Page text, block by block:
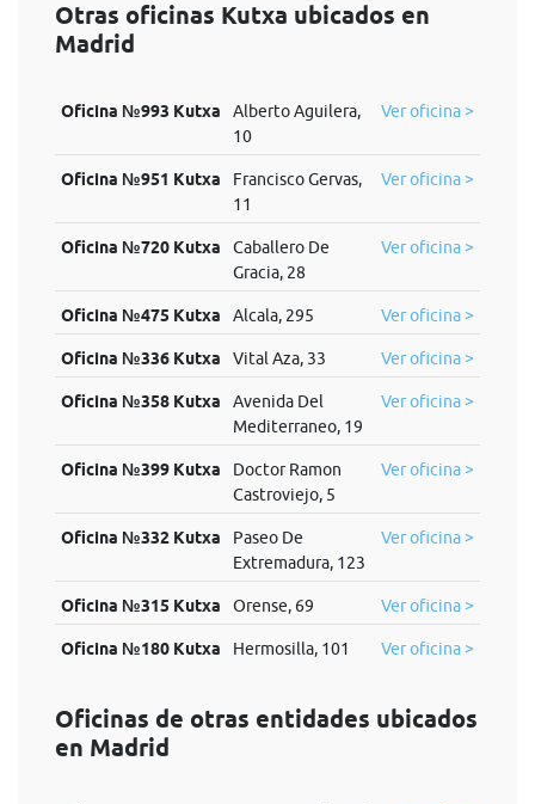
Otras oficinas Kutxa ubicados en
Madrid
Oficina №993 Kutxa
Alberto Aguilera,
10
Ver oficina >
Oficina №951 Kutxa
Francisco Gervas,
11
Ver oficina >
Oficina №720 Kutxa
Caballero De
Gracia, 28
Ver oficina >
Oficina №475 Kutxa Alcala, 295 Ver oficina >
Oficina №336 Kutxa Vital Aza, 33 Ver oficina >
Oficina №358 Kutxa
Avenida Del
Mediterraneo, 19
Ver oficina >
Oficina №399 Kutxa
Doctor Ramon
Castroviejo, 5
Ver oficina >
Oficina №332 Kutxa
Paseo De
Extremadura, 123
Ver oficina >
Oficina №315 Kutxa Orense, 69 Ver oficina >
Oficina №180 Kutxa Hermosilla, 101 Ver oficina >
Oficinas de otras entidades ubicados
en Madrid